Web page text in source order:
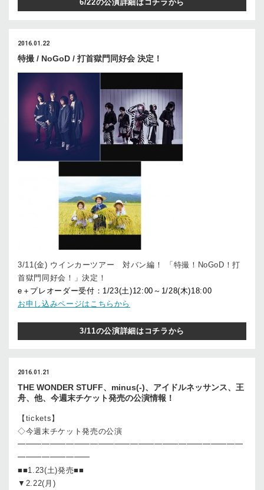
6/22の公演詳細はコチラから
2016.01.22
特撮 / NoGoD / 打首獄門同好会 決定！
3/11(金) ウインカーツアー 対バン編！ 「特撮！NoGoD！打
首獄門同好会！」決定！
e＋プレオーダー受付：1/23(土)12:00～1/28(木)18:00
お申し込みページはこちらから
3/11の公演詳細はコチラから
2016.01.21
THE WONDER STUFF、minus(-)、アイドルネッサンス、王
舟、他、今週末チケット発売の公演情報！
【tickets】
◇今週末チケット発売の公演
━━━━━━━━━━━━━━━━━━━━━━━━━━━━
━━━━━━━━━
■■1.23(土)発売■■
▼2.22(月)